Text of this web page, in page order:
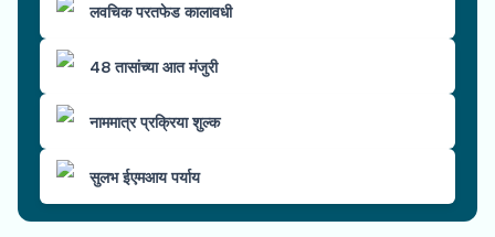
लवचिक परतफेड कालावधी
48 तासांच्या आत मंजुरी
नाममात्र प्रक्रिया शुल्क
सुलभ ईएमआय पर्याय